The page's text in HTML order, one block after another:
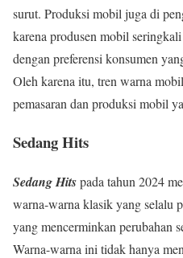
surut. Produksi mobil juga di
karena produsen mobil
dengan preferensi konsumen
Oleh karena itu, tren warna
pemasaran dan produksi mobil
Sedang Hits
Sedang Hitspada tahun 2024
warna-warna klasik yang selalu
yang mencerminkan perubahan
Warna-warna ini tidak hanya